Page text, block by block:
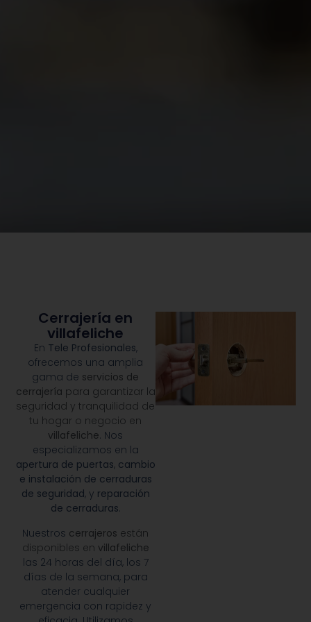
Cerrajería en
villafeliche
En Tele Profesionales,
ofrecemos una amplia
gama de servicios de
cerrajería para garantizar la
seguridad y tranquilidad de
tu hogar o negocio en
villafeliche. Nos
especializamos en la
apertura de puertas, cambio
e instalación de cerraduras
de seguridad, y reparación
de cerraduras.
Nuestros cerrajeros están
disponibles en villafeliche
las 24 horas del día, los 7
días de la semana, para
atender cualquier
emergencia con rapidez y